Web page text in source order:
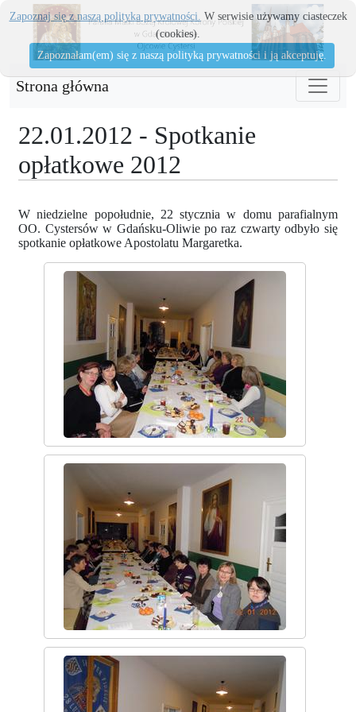
Strona główna
22.01.2012 - Spotkanie
opłatkowe 2012
W niedzielne popołudnie, 22 stycznia w domu parafialnym
OO. Cystersów w Gdańsku-Oliwie po raz czwarty odbyło się
spotkanie opłatkowe Apostolatu Margaretka.
Zapoznaj się z naszą polityka prywatności. W serwisie używamy ciasteczek
(cookies).
Zapoznałam(em) się z naszą polityką prywatności i ją akceptuję.